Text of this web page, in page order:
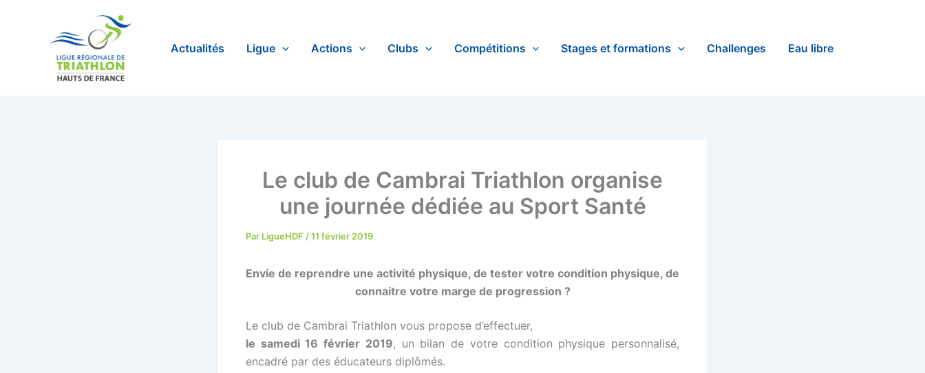
Actualités Ligue Actions Clubs Compétitions Stages et formations Challenges Eau libre
Le club de Cambrai Triathlon organise
une journée dédiée au Sport Santé
Par LigueHDF /11 février 2019
Envie de reprendre une activité physique, de tester votre condition physique, de
connaitre votre marge de progression ?
Le club de Cambrai Triathlon vous propose d’effectuer,
le samedi 16 février 2019, un bilan de votre condition physique personnalisé,
encadré par des éducateurs diplômés.